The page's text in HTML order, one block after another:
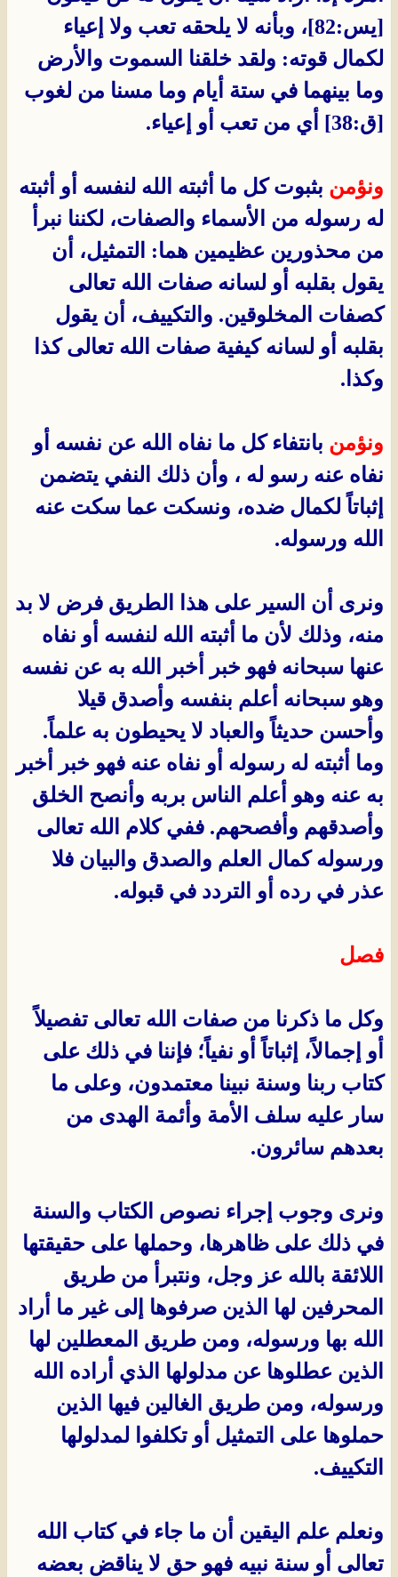
[يس:82]، وبأنه لا يلحقه تعب ولا إعياء
لكمال قوته: ولقد خلقنا السموت والأرض
وما بينهما في ستة أيام وما مسنا من لغوب
[ق:38] أي من تعب أو إعياء.
ونؤمن بثبوت كل ما أثبته الله لنفسه أو أثبته
له رسوله من الأسماء والصفات، لكننا نبرأ
من محذورين عظيمين هما: التمثيل، أن
يقول بقلبه أو لسانه صفات الله تعالى
كصفات المخلوقين. والتكييف، أن يقول
بقلبه أو لسانه كيفية صفات الله تعالى كذا
وكذا.
ونؤمن بانتفاء كل ما نفاه الله عن نفسه أو
نفاه عنه رسو له ، وأن ذلك النفي يتضمن
إثباتاً لكمال ضده، ونسكت عما سكت عنه
الله ورسوله.
ونرى أن السير على هذا الطريق فرض لا بد
منه، وذلك لأن ما أثبته الله لنفسه أو نفاه
عنها سبحانه فهو خبر أخبر الله به عن نفسه
وهو سبحانه أعلم بنفسه وأصدق قيلا
وأحسن حديثاً والعباد لا يحيطون به علماً.
وما أثبته له رسوله أو نفاه عنه فهو خبر أخبر
به عنه وهو أعلم الناس بربه وأنصح الخلق
وأصدقهم وأفصحهم. ففي كلام الله تعالى
ورسوله كمال العلم والصدق والبيان فلا
عذر في رده أو التردد في قبوله.
فصل
وكل ما ذكرنا من صفات الله تعالى تفصيلاً
أو إجمالاً، إثباتاً أو نفياً؛ فإننا في ذلك على
كتاب ربنا وسنة نبينا معتمدون، وعلى ما
سار عليه سلف الأمة وأئمة الهدى من
بعدهم سائرون.
ونرى وجوب إجراء نصوص الكتاب والسنة
في ذلك على ظاهرها، وحملها على حقيقتها
اللائقة بالله عز وجل، ونتبرأ من طريق
المحرفين لها الذين صرفوها إلى غير ما أراد
الله بها ورسوله، ومن طريق المعطلين لها
الذين عطلوها عن مدلولها الذي أراده الله
ورسوله، ومن طريق الغالين فيها الذين
حملوها على التمثيل أو تكلفوا لمدلولها
التكييف.
ونعلم علم اليقين أن ما جاء في كتاب الله
تعالى أو سنة نبيه فهو حق لا يناقض بعضه